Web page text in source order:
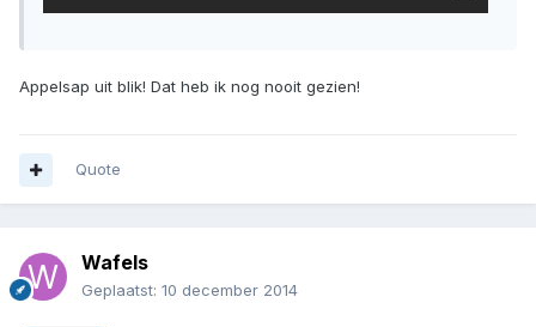
Appelsap uit blik! Dat heb ik nog nooit gezien!
Quote
Wafels
Geplaatst: 10 december 2014